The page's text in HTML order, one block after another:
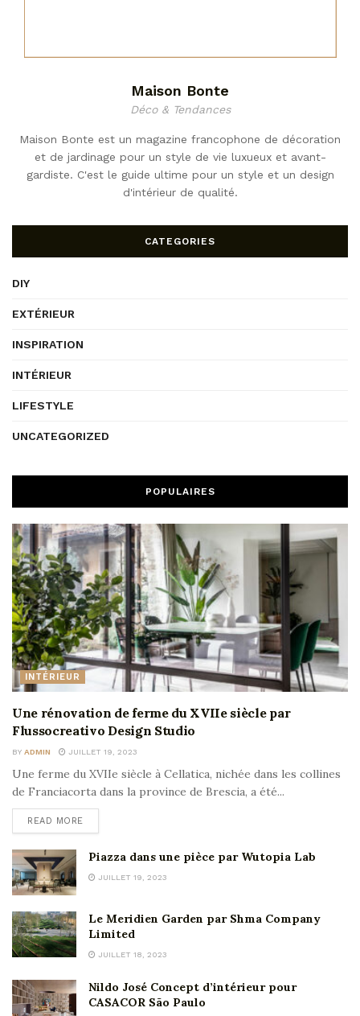
Maison Bonte
Déco & Tendances
Maison Bonte est un magazine francophone de décoration
et de jardinage pour un style de vie luxueux et avant-
gardiste. C'est le guide ultime pour un style et un design
d'intérieur de qualité.
CATEGORIES
DIY
EXTÉRIEUR
INSPIRATION
INTÉRIEUR
LIFESTYLE
UNCATEGORIZED
POPULAIRES
INTÉRIEUR
Une rénovation de ferme du XVIIe siècle par
Flussocreativo Design Studio
BY ADMIN JUILLET 19, 2023
Une ferme du XVIIe siècle à Cellatica, nichée dans les collines
de Franciacorta dans la province de Brescia, a été...
READ MORE
Piazza dans une pièce par Wutopia Lab
JUILLET 19, 2023
Le Meridien Garden par Shma Company
Limited
JUILLET 18, 2023
Nildo José Concept d’intérieur pour
CASACOR São Paulo